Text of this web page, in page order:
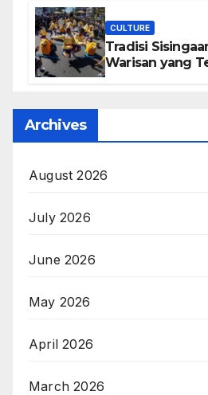
CULTURE
Tradisi
Warisan yang
Archives
August 2026
July 2026
June 2026
May 2026
April 2026
March 2026